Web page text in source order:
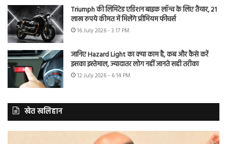
Triumph की लिमिटेड एडिशन बाइक लॉन्च के लिए तैयार, 21
लाख रुपये कीमत में मिलेंगे प्रीमियम फीचर्स
16 July 2026 - 3:17 PM
जानिए Hazard Light का क्या काम है, कब और कैसे करें
इसका इस्तेमाल, ज्यादातर लोग नहीं जानते सही तरीका
12 July 2026 - 6:14 PM
खेत खलिहान